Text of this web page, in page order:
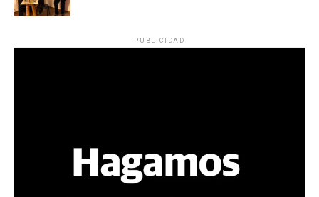
PUBLICIDAD